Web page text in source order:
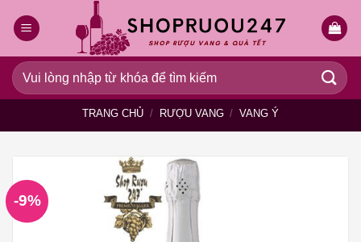
qua
dung
Tìm
kiếm:
TRANG CHỦ / RƯỢU VANG / VANG Ý
-9%